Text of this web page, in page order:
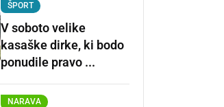
ŠPORT
V soboto velike
kasaške dirke, ki bodo
ponudile pravo ...
NARAVA